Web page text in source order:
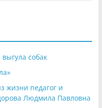
собак
жизни педагог и
Людмила Павловна